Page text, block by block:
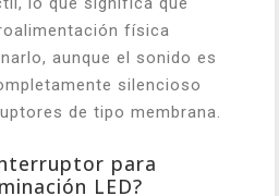
física
aunque el sonido es
silencioso
de tipo membrana.
para
LED?